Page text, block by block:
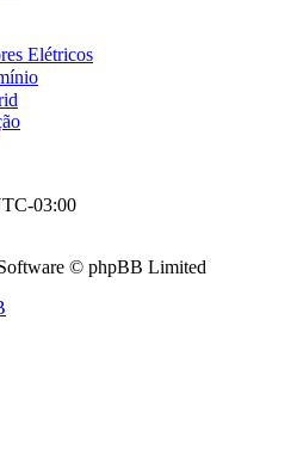
Elétricos
03:00
© phpBB Limited